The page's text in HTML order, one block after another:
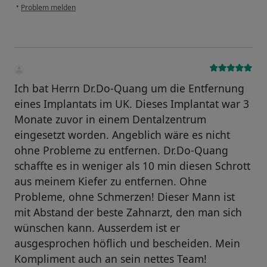
• Problem melden
Ich bat Herrn Dr.Do-Quang um die Entfernung
eines Implantats im UK. Dieses Implantat war 3
Monate zuvor in einem Dentalzentrum
eingesetzt worden. Angeblich wäre es nicht
ohne Probleme zu entfernen. Dr.Do-Quang
schaffte es in weniger als 10 min diesen Schrott
aus meinem Kiefer zu entfernen. Ohne
Probleme, ohne Schmerzen! Dieser Mann ist
mit Abstand der beste Zahnarzt, den man sich
wünschen kann. Ausserdem ist er
ausgesprochen höflich und bescheiden. Mein
Kompliment auch an sein nettes Team!